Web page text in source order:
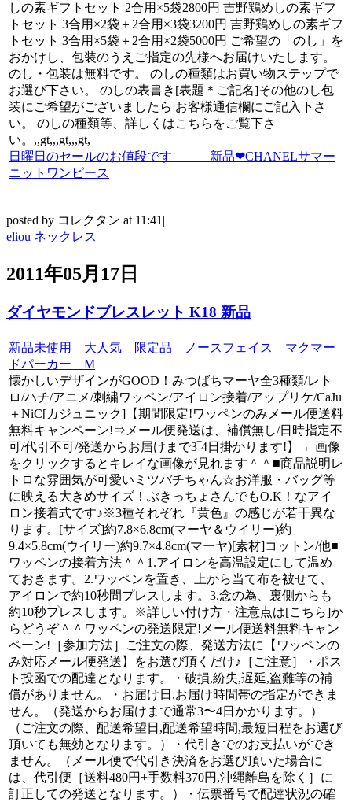
しの素ギフトセット 2合用×5袋2800円 吉野鶏めしの素ギフ
トセット 3合用×2袋＋2合用×3袋3200円 吉野鶏めしの素ギフ
トセット 3合用×5袋＋2合用×2袋5000円 ご希望の「のし」を
おかけし、包装のうえご指定の先様へお届けいたします。
のし・包装は無料です。 のしの種類はお買い物ステップで
お選び下さい。 のしの表書き[表題＊ご記名]その他のし包
装にご希望がございましたら お客様通信欄にご記入下さ
い。 のしの種類等、詳しくはこちらをご覧下さ
い。,,gt,,,gt,,,gt,
日曜日のセールのお値段です 新品❤CHANELサマー
ニットワンピース
posted by コレクタン at 11:41|
eliou ネックレス
2011年05月17日
ダイヤモンドブレスレット K18 新品
新品未使用 大人気 限定品 ノースフェイス マクマー
ドパーカー M
懐かしいデザインがGOOD！みつばちマーヤ全3種類/レト
ロ/ハチ/アニメ/刺繍ワッペン/アイロン接着/アップリケ/CaJu
＋NiC[カジュニック]【期間限定!ワッペンのみメール便送料
無料キャンペーン!⇒メール便発送は、補償無し/日時指定不
可/代引不可/発送からお届けまで3‾4日掛かります!】 ←画像
をクリックするとキレイな画像が見れます＾＾■商品説明レ
トロな雰囲気が可愛いミツバチちゃん☆お洋服・バッグ等
に映える大きめサイズ！ぶきっちょさんでもO.K！なアイ
ロン接着式です♪※3種それぞれ『黄色』の感じが若干異な
ります。[サイズ]約7.8×6.8cm(マーヤ＆ウイリー)約
9.4×5.8cm(ウイリー)約9.7×4.8cm(マーヤ)[素材]コットン/他■
ワッペンの接着方法＾＾1.アイロンを高温設定にして温め
ておきます。2.ワッペンを置き、上から当て布を被せて、
アイロンで約10秒間プレスします。3.念の為、裏側からも
約10秒プレスします。※詳しい付け方・注意点は[こちら]か
らどうぞ＾＾ワッペンの発送限定!メール便送料無料キャン
ペーン!［参加方法］ご注文の際、発送方法に【ワッペンの
み対応メール便発送】をお選び頂くだけ♪［ご注意］・ポス
ト投函での配達となります。・破損,紛失,遅延,盗難等の補
償がありません。・お届け日,お届け時間帯の指定ができま
せん。（発送からお届けまで通常3〜4日かかります。）
（ご注文の際、配送希望日,配送希望時間,最短日程をお選び
頂いても無効となります。）・代引きでのお支払いができ
ません。（メール便で代引き決済をお選び頂いた場合に
は、代引便［送料480円+手数料370円,沖縄離島を除く］に
訂正しての発送となります。）・伝票番号で配達状況の確